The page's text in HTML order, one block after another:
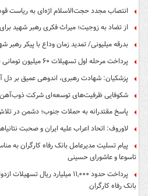
انتصاب مجدد حجت‌الاسلام اژه‌ای به ریاست
از تضاد به زوجیت؛ میراث فکری رهبر شهید برای
بدرقه میلیونی/ تمدید زمان وداع با پیکر رهبر
پرداخت مرحله اول تسهیلات ۶۰ میلیون تومانی بازنشستگان تامین اجتماعی
پزشکیان: شهادت رهبری، اندوهی عمیق بر دل
شکوفایی ظرفیت‌های توسعه‌ای شرکت ذوب‌آهن
پاسخ مقتدرانه به حملات جنوب؛ دشمن در
لاوروف: اتحاد اعراب علیه ایران و صحبت
پیام تسلیت مدیرعامل بانک رفاه کارگران به
تاسوعا و عاشورای حسینی
پرداخت حدود ۱۱,۰۰۰ میلیارد
بانک رفاه کارگران